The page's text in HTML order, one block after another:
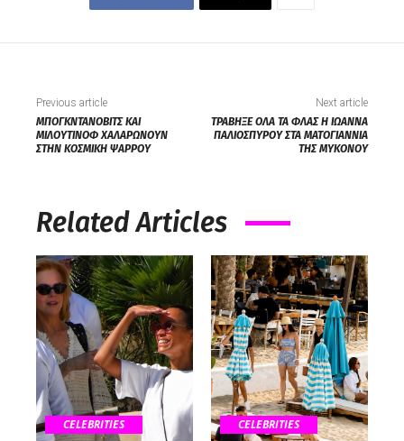
Previous article
ΜΠΟΓΚΝΤΑΝΟΒΙΤΣ ΚΑΙ
ΜΙΛΟΥΤΙΝΟΦ ΧΑΛΑΡΩΝΟΥΝ
ΣΤΗΝ ΚΟΣΜΙΚΗ ΨΑΡΡΟΥ
Next article
ΤΡΑΒΗΞΕ ΟΛΑ ΤΑ ΦΛΑΣ Η ΙΩΑΝΝΑ
ΠΑΛΙΟΣΠΥΡΟΥ ΣΤΑ ΜΑΤΟΓΙΑΝΝΙΑ
ΤΗΣ ΜΥΚΟΝΟΥ
Related Articles
CELEBRITIES CELEBRITIES